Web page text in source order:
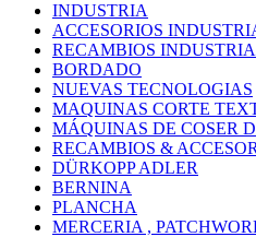
INDUSTRIA
ACCESORIOS
RECAMBIOS INDUSTRIA
BORDADO
NUEVAS TECNOLOGIAS
MAQUINAS CORTE
MÁQUINAS DE COSER
RECAMBIOS &
DÜRKOPP ADLER
BERNINA
PLANCHA
MERCERIA ,